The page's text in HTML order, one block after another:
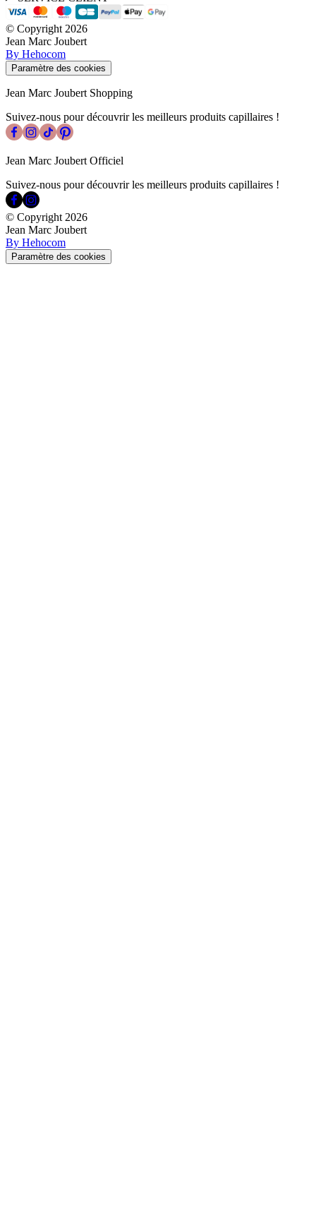
© Copyright 2026
Jean Marc Joubert
By Hehocom
Paramètre des cookies
Jean Marc Joubert Shopping
Suivez-nous pour découvrir les meilleurs produits capillaires !
Jean Marc Joubert Officiel
Suivez-nous pour découvrir les meilleurs produits capillaires !
© Copyright 2026
Jean Marc Joubert
By Hehocom
Paramètre des cookies